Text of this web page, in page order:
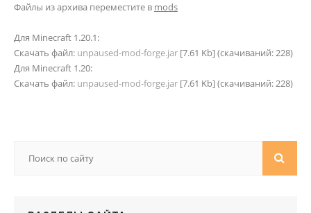
Файлы из архива переместите в mods
Для Minecraft 1.20.1:
Скачать файл: unpaused-mod-forge.jar [7.61 Kb] (cкачиваний: 228)
Для Minecraft 1.20:
Скачать файл: unpaused-mod-forge.jar [7.61 Kb] (cкачиваний: 228)